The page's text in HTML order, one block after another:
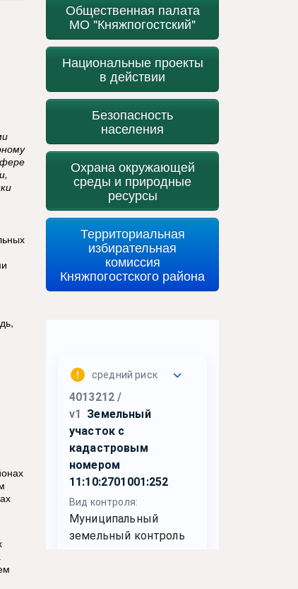
Общественная палата
МО "Княжпогостский"
Национальные проекты
в действии
Безопасность
населения
Охрана окружающей
среды и природные
ресурсы
Территориальная
избирательная
комиссия
Княжпогостского района